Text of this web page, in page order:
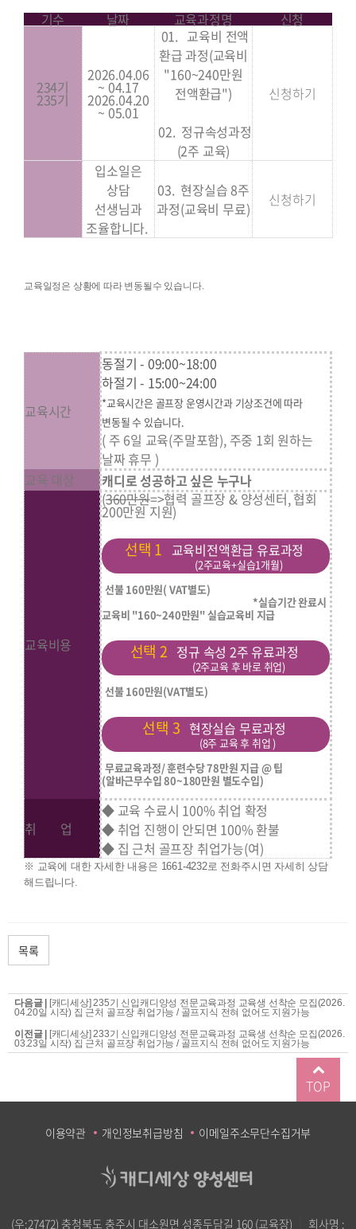
기수 날짜 교육과정명 신청
234기
235기
2026.04.06
~ 04.17
2026.04.20
~ 05.01
01. 교육비 전액
환급 과정(교육비
"160~240만원
전액환급")
02. 정규속성과정
(2주 교육)
신청하기
입소일은
상담
선생님과
조율합니다.
03. 현장실습 8주
과정(교육비 무료)
신청하기
교육일정은 상황에 따라 변동될수 있습니다.
교육시간
동절기 - 09:00~18:00
하절기 - 15:00~24:00
*교육시간은 골프장 운영시간과 기상조건에 따라
변동될 수 있습니다.
( 주 6일 교육(주말포함), 주중 1회 원하는
날짜 휴무 )
교육 대상
캐디로 성공하고 싶은 누구나
교육비용
(360만원=>협력 골프장 & 양성센터, 협회
200만원 지원)
선택 1 교육비전액환급 유료과정
(2주교육+실습1개월)
선불 160만원( VAT별도)
*실습기간 완료시
교육비 "160~240만원" 실습교육비 지급
선택 2 정규 속성 2주 유료과정
(2주교육 후 바로 취업)
선불 160만원(VAT별도)
선택 3 현장실습 무료과정
(8주 교육 후 취업 )
무료교육과정/ 훈련수당 78만원 지급 @ 팁
(알바근무수입 80~180만원 별도수입)
취 업
◆ 교육 수료시 100% 취업 확정
◆ 취업 진행이 안되면 100% 환불
◆ 집 근처 골프장 취업가능(여)
※ 교육에 대한 자세한 내용은 1661-4232로 전화주시면 자세히 상담
해드립니다.
목록
다음글 | [캐디세상] 235기 신입캐디양성 전문교육과정 교육생 선착순 모집(2026.
04.20일 시작) 집 근처 골프장 취업가능 / 골프지식 전혀 없어도 지원가능
이전글 | [캐디세상] 233기 신입캐디양성 전문교육과정 교육생 선착순 모집(2026.
03.23일 시작) 집 근처 골프장 취업가능 / 골프지식 전혀 없어도 지원가능
이용약관 개인정보취급방침 이메일주소무단수집거부
(우:27472) 충청북도 충주시 대소원면 성종두담길 160 (교육장) 회사명 :
TOP